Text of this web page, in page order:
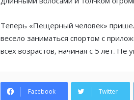
Теперь «Пещерный человек»
весело заниматься спортом с
всех возрастов, начиная с 5 лет. Не
Facebook Twitter